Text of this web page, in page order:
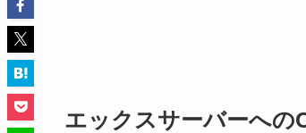
エックスサーバーへの